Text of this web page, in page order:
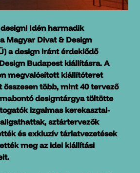
Idén harmadik
Magyar Divat & Design
a design iránt érdeklődő
Budapest kiállításra. A
megvalósított kiállítóteret
összesen több, mint 40 tervező
designtárgya töltötte
izgalmas kerekasztal-
sztártervezők
és exkluzív tárlatvezetések
meg az idei kiállítási